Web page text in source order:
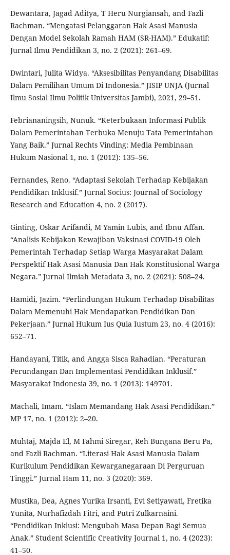
Dewantara, Jagad Aditya, T Heru Nurgiansah, and Fazli
Rachman. “Mengatasi Pelanggaran Hak Asasi Manusia
Dengan Model Sekolah Ramah HAM (SR-HAM).” Edukatif:
Jurnal Ilmu Pendidikan 3, no. 2 (2021): 261–69.
Dwintari, Julita Widya. “Aksesibilitas Penyandang Disabilitas
Dalam Pemilihan Umum Di Indonesia.” JISIP UNJA (Jurnal
Ilmu Sosial Ilmu Politik Universitas Jambi), 2021, 29–51.
Febriananingsih, Nunuk. “Keterbukaan Informasi Publik
Dalam Pemerintahan Terbuka Menuju Tata Pemerintahan
Yang Baik.” Jurnal Rechts Vinding: Media Pembinaan
Hukum Nasional 1, no. 1 (2012): 135–56.
Fernandes, Reno. “Adaptasi Sekolah Terhadap Kebijakan
Pendidikan Inklusif.” Jurnal Socius: Journal of Sociology
Research and Education 4, no. 2 (2017).
Ginting, Oskar Arifandi, M Yamin Lubis, and Ibnu Affan.
“Analisis Kebijakan Kewajiban Vaksinasi COVID-19 Oleh
Pemerintah Terhadap Setiap Warga Masyarakat Dalam
Perspektif Hak Asasi Manusia Dan Hak Konstitusional Warga
Negara.” Jurnal Ilmiah Metadata 3, no. 2 (2021): 508–24.
Hamidi, Jazim. “Perlindungan Hukum Terhadap Disabilitas
Dalam Memenuhi Hak Mendapatkan Pendidikan Dan
Pekerjaan.” Jurnal Hukum Ius Quia Iustum 23, no. 4 (2016):
652–71.
Handayani, Titik, and Angga Sisca Rahadian. “Peraturan
Perundangan Dan Implementasi Pendidikan Inklusif.”
Masyarakat Indonesia 39, no. 1 (2013): 149701.
Machali, Imam. “Islam Memandang Hak Asasi Pendidikan.”
MP 17, no. 1 (2012): 2–20.
Muhtaj, Majda El, M Fahmi Siregar, Reh Bungana Beru Pa,
and Fazli Rachman. “Literasi Hak Asasi Manusia Dalam
Kurikulum Pendidikan Kewarganegaraan Di Perguruan
Tinggi.” Jurnal Ham 11, no. 3 (2020): 369.
Mustika, Dea, Agnes Yurika Irsanti, Evi Setiyawati, Fretika
Yunita, Nurhafizdah Fitri, and Putri Zulkarnaini.
“Pendidikan Inklusi: Mengubah Masa Depan Bagi Semua
Anak.” Student Scientific Creativity Journal 1, no. 4 (2023):
41–50.